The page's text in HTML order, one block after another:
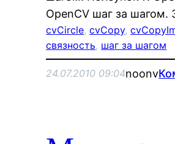
OpenCV шаг за шагом.
cvCircle, cvCopy,
связность, шаг за шагом
24.07.2010 09:04noonv